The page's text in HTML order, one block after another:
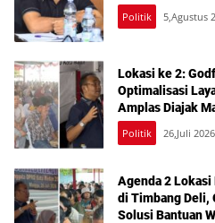
Politik 5,Agustus
Lokasi ke 2:
Optimalisasi
Amplas Diajak
Bermodal KTP
Politik 26,Juli
Agenda 2 Lokasi
di Timbang Deli,
Solusi Bantuan